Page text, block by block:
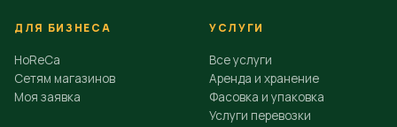
ДЛЯ БИЗНЕСА
HoReCa
Сетям магазинов
Моя заявка
УСЛУГИ
Все услуги
Аренда и хранение
Фасовка и упаковка
Услуги перевозки